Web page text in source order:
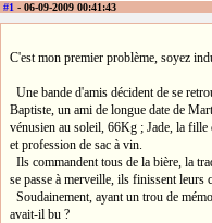
#1 - 06-09-2009 00:41:43
C'est mon premier problème, soyez
Une bande d'amis décident de se
Baptiste, un ami de longue date de
vénusien au soleil, 66Kg ; Jade, la
et profession de sac à vin.
Ils commandent tous de la bière, la
se passe à merveille, ils finissent leurs
Soudainement, ayant un trou de
avait-il bu ?